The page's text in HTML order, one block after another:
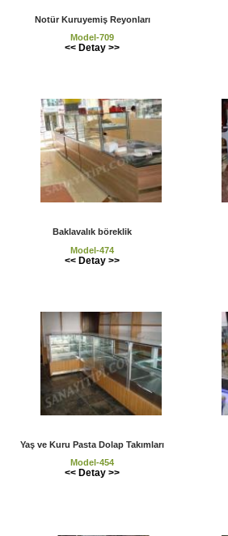
Notür Kuruyemiş Reyonları
Model-709
<< Detay >>
Baklavalık böreklik
Model-474
<< Detay >>
Yaş ve Kuru Pasta Dolap Takımları
Model-454
<< Detay >>